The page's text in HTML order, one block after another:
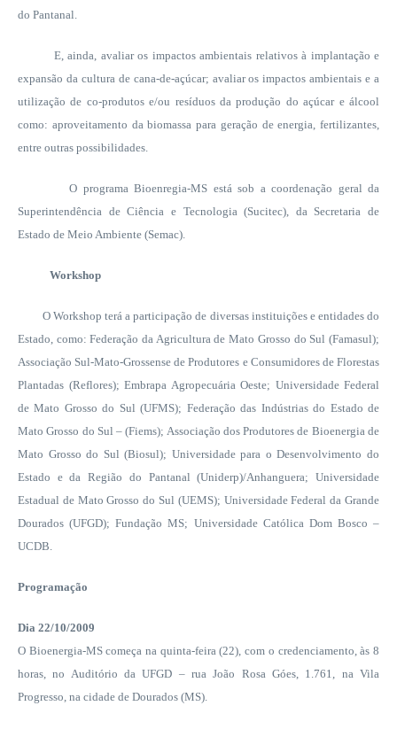
do Pantanal.
E, ainda, avaliar os impactos ambientais relativos à implantação e
expansão da cultura de cana-de-açúcar; avaliar os impactos ambientais e a
utilização de co-produtos e/ou resíduos da produção do açúcar e álcool
como: aproveitamento da biomassa para geração de energia, fertilizantes,
entre outras possibilidades.
O programa Bioenregia-MS está sob a coordenação geral da
Superintendência de Ciência e Tecnologia (Sucitec), da Secretaria de
Estado de Meio Ambiente (Semac).
Workshop
O Workshop terá a participação de diversas instituições e entidades do
Estado, como: Federação da Agricultura de Mato Grosso do Sul (Famasul);
Associação Sul-Mato-Grossense de Produtores e Consumidores de Florestas
Plantadas (Reflores); Embrapa Agropecuária Oeste; Universidade Federal
de Mato Grosso do Sul (UFMS); Federação das Indústrias do Estado de
Mato Grosso do Sul – (Fiems); Associação dos Produtores de Bioenergia de
Mato Grosso do Sul (Biosul); Universidade para o Desenvolvimento do
Estado e da Região do Pantanal (Uniderp)/Anhanguera; Universidade
Estadual de Mato Grosso do Sul (UEMS); Universidade Federal da Grande
Dourados (UFGD); Fundação MS; Universidade Católica Dom Bosco –
UCDB.
Programação
Dia 22/10/2009
O Bioenergia-MS começa na quinta-feira (22), com o credenciamento, às 8
horas, no Auditório da UFGD – rua João Rosa Góes, 1.761, na Vila
Progresso, na cidade de Dourados (MS).